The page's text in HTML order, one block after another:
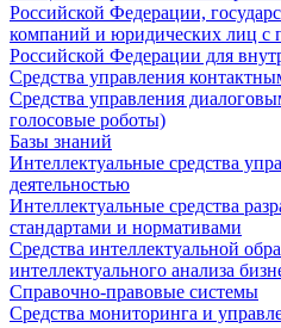
Российской Федерации,
компаний и юридических лиц с
Российской Федерации для
Средства управления
Средства управления
голосовые роботы)
Базы знаний
Интеллектуальные средства
деятельностью
Интеллектуальные средства
стандартами и нормативами
Средства интеллектуальной
интеллектуального анализа
Справочно-правовые системы
Средства мониторинга и